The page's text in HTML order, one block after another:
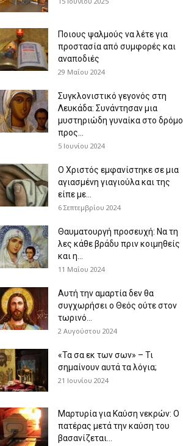
Ποιους ψαλμούς να λέτε για
προστασία από συμφορές και
αναποδιές
29 Μαΐου 2024
Συγκλονιστικό γεγονός στη
Λευκάδα: Συνάντησαν μια
μυστηριώδη γυναίκα στο δρόμο
προς...
5 Ιουνίου 2024
Ο Χριστός εμφανίστηκε σε μια
αγιασμένη γιαγιούλα και της
είπε με...
6 Σεπτεμβρίου 2024
Θαυματουργή προσευχή: Να τη
λες κάθε βράδυ πριν κοιμηθείς
και η...
11 Μαΐου 2024
Αυτή την αμαρτία δεν θα
συγχωρήσει ο Θεός ούτε στον
τωρινό...
2 Αυγούστου 2024
«Τα σα εκ των σων» – Τι
σημαίνουν αυτά τα λόγια;
21 Ιουνίου 2024
Μαρτυρία για Καύση νεκρών: Ο
πατέρας μετά την καύση του
βασανίζεται...